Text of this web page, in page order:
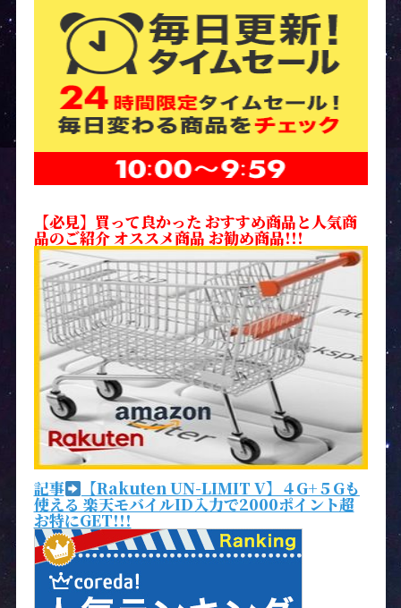
【必見】買って良かった おすすめ商品と人気商
品のご紹介 オススメ商品 お勧め商品!!!
記事 【Rakuten UN-LIMIT V】４G+５Gも
使える 楽天モバイルID入力で2000ポイント超
お特にGET!!!